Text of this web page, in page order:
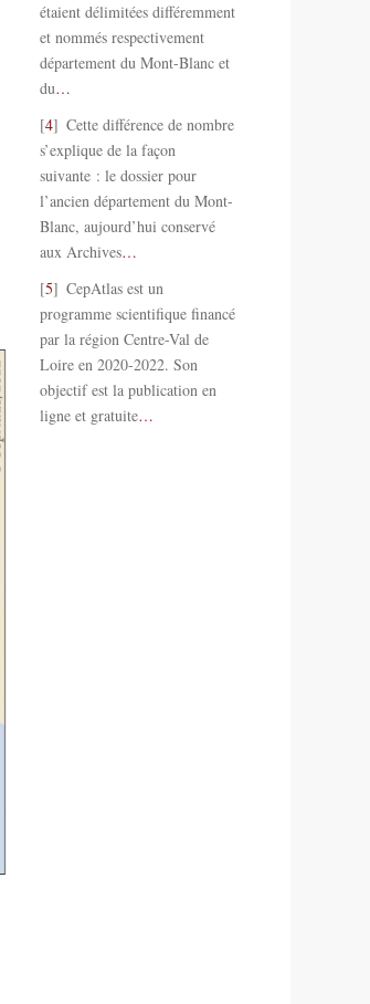
étaient délimitées différemment
et nommés respectivement
département du Mont-Blanc et
du…
4
Cette différence de nombre
s’explique de la façon
suivante : le dossier pour
l’ancien département du Mont-
Blanc, aujourd’hui conservé
aux Archives…
5
CepAtlas est un
programme scientifique financé
par la région Centre-Val de
Loire en 2020-2022. Son
objectif est la publication en
ligne et gratuite…